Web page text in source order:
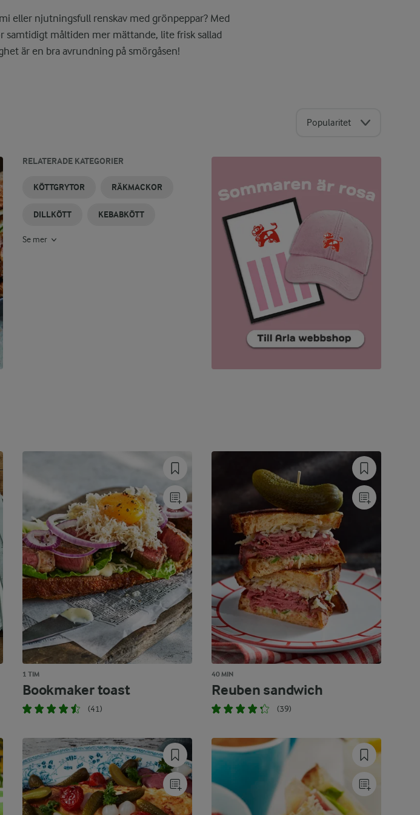
eller njutningsfull renskav med grönpeppar? Med
samtidigt måltiden mer mättande, lite frisk sallad
är en bra avrundning på smörgåsen!
Popularitet
RELATERADE KATEGORIER
KÖTTGRYTOR RÄKMACKOR
DILLKÖTT KEBABKÖTT
Se mer
1 TIM
Bookmaker toast
(41)
40 MIN
Reuben sandwich
(39)